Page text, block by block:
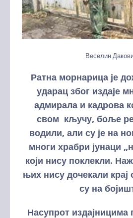
Веселин
Ратна морнарица је
ударац због издаје
адмирала и кадрова
свом кључу, боље
водили, али су је на
многи храбри јунаци
који нису поклекли.
њих нису дочекали крај
су на
Насупрот издајницима